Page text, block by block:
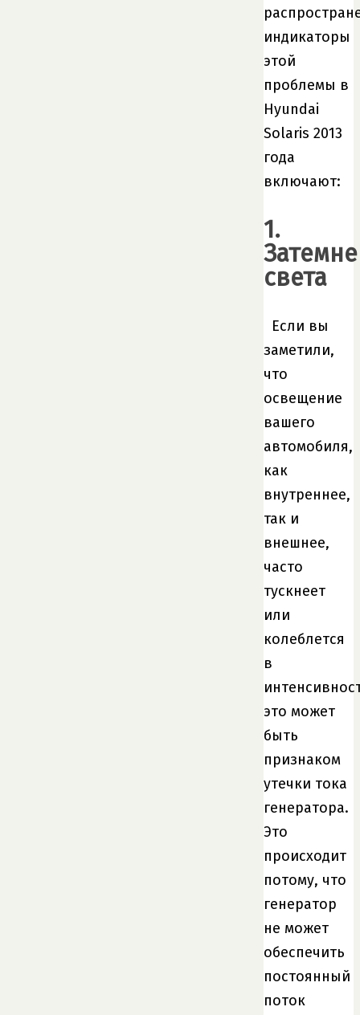
индикаторы
этой
проблемы в
Hyundai
Solaris 2013
года
включают:
1.
света
Если вы
заметили,
что
освещение
вашего
автомобиля,
как
внутреннее,
так и
внешнее,
часто
тускнеет
или
колеблется
в
это может
быть
признаком
утечки тока
генератора.
Это
происходит
потому, что
генератор
не может
обеспечить
постоянный
поток